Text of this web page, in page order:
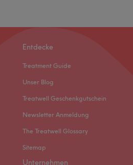
Entdecke
Treatment Guide
Unser Blog
Treatwell Geschenkgutschein
Newsletter Anmeldung
The Treatwell Glossary
Sitemap
Unternehmen